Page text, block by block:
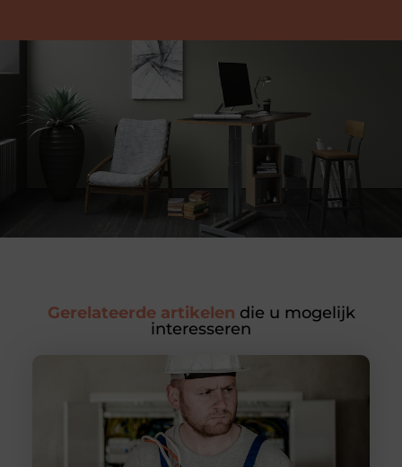
Gerelateerde artikelen die u mogelijk
interesseren